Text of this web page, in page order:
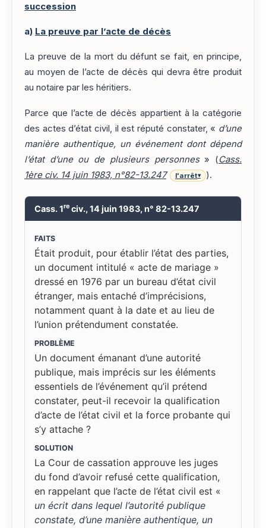
succession
a) La preuve par l’acte de décès
La preuve de la mort du défunt se fait, en principe,
au moyen de l’acte de décès qui devra être produit
au notaire par les héritiers.
Parce que l’acte de décès appartient à la catégorie
des actes d’état civil, il est réputé constater, « d’une
manière authentique, un événement dont dépend
l’état d’une ou de plusieurs personnes» (Cass.
1ère civ. 14 juin 1983, n°82-13.247
l'arrêt▾ ).
Cass. 1re civ., 14 juin 1983, n° 82-13.247
FAITS
Était produit, pour établir l’état des parties,
un document intitulé « acte de mariage »
dressé en 1976 par un bureau d’état civil
étranger, mais entaché d’imprécisions,
notamment quant à la date et au lieu de
l’union prétendument constatée.
PROBLÈME
Un document émanant d’une autorité
publique, mais imprécis sur les éléments
essentiels de l’événement qu’il prétend
constater, peut-il recevoir la qualification
d’acte de l’état civil et la force probante qui
s’y attache ?
SOLUTION
La Cour de cassation approuve les juges
du fond d’avoir refusé cette qualification,
en rappelant que l’acte de l’état civil est «
un écrit dans lequel l’autorité publique
constate, d’une manière authentique, un